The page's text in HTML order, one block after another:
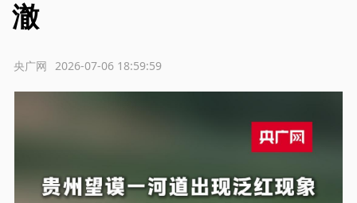
澈
2026-07-06 18:59:59
央广网